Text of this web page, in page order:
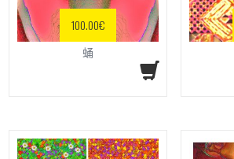
100.00€
蛹